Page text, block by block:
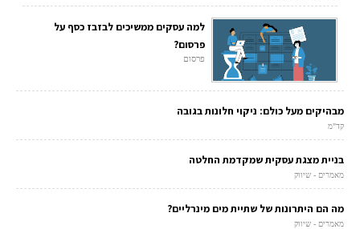
למה עסקים ממשיכים לבזבז כסף על
פרסום?
פרסום
מבהיקים מעל כולם: ניקוי חלונות בגובה
קד"מ
בניית מצגת עסקית שמקדמת החלטה
מאמרים - שיווק
מה הם היתרונות של שתיית מים מינרליים?
מאמרים - שיווק